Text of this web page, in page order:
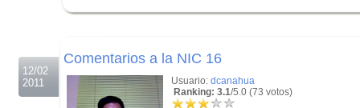
12/02
2011
Comentarios a la NIC 16
Usuario: dcanahua
Ranking: 3.1/5.0 (73 votos)